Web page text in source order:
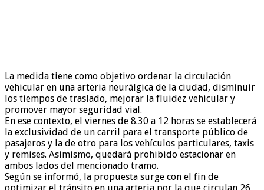
La medida tiene como objetivo ordenar la circulación
vehicular en una arteria neurálgica de la ciudad, disminuir
los tiempos de traslado, mejorar la fluidez vehicular y
promover mayor seguridad vial.
En ese contexto, el viernes de 8.30 a 12 horas se establecerá
la exclusividad de un carril para el transporte público de
pasajeros y la de otro para los vehículos particulares, taxis
y remises. Asimismo, quedará prohibido estacionar en
ambos lados del mencionado tramo.
Según se informó, la propuesta surge con el fin de